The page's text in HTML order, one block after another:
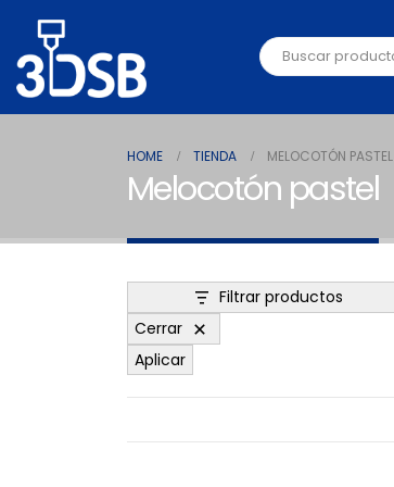
HOME TIENDA MELOCOTÓN PASTEL
Melocotón pastel
Filtrar productos
Cerrar
Aplicar